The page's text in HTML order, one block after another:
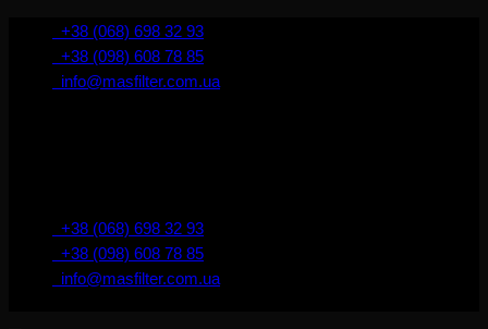
İçeriğe+38 (068) 698 32 93
+38 (098) 608 78 85
info@masfilter.com.ua
+38 (068) 698 32 93
+38 (098) 608 78 85
info@masfilter.com.ua